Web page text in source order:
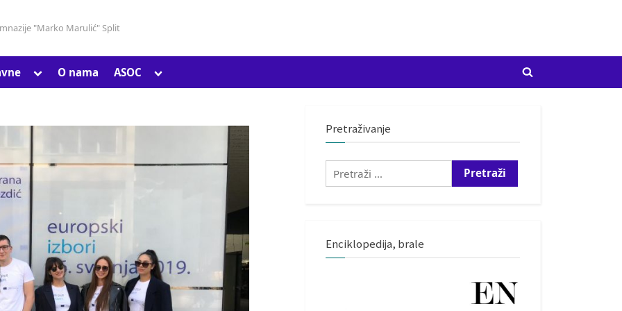
"Marko Marulić" Split
Toggle
Toggle
sub-
menu
Toggle
sub-
O nama ASOC
Toggle
sub-
Toggle
Pretraživanje
Pretraži:
Enciklopedija, brale